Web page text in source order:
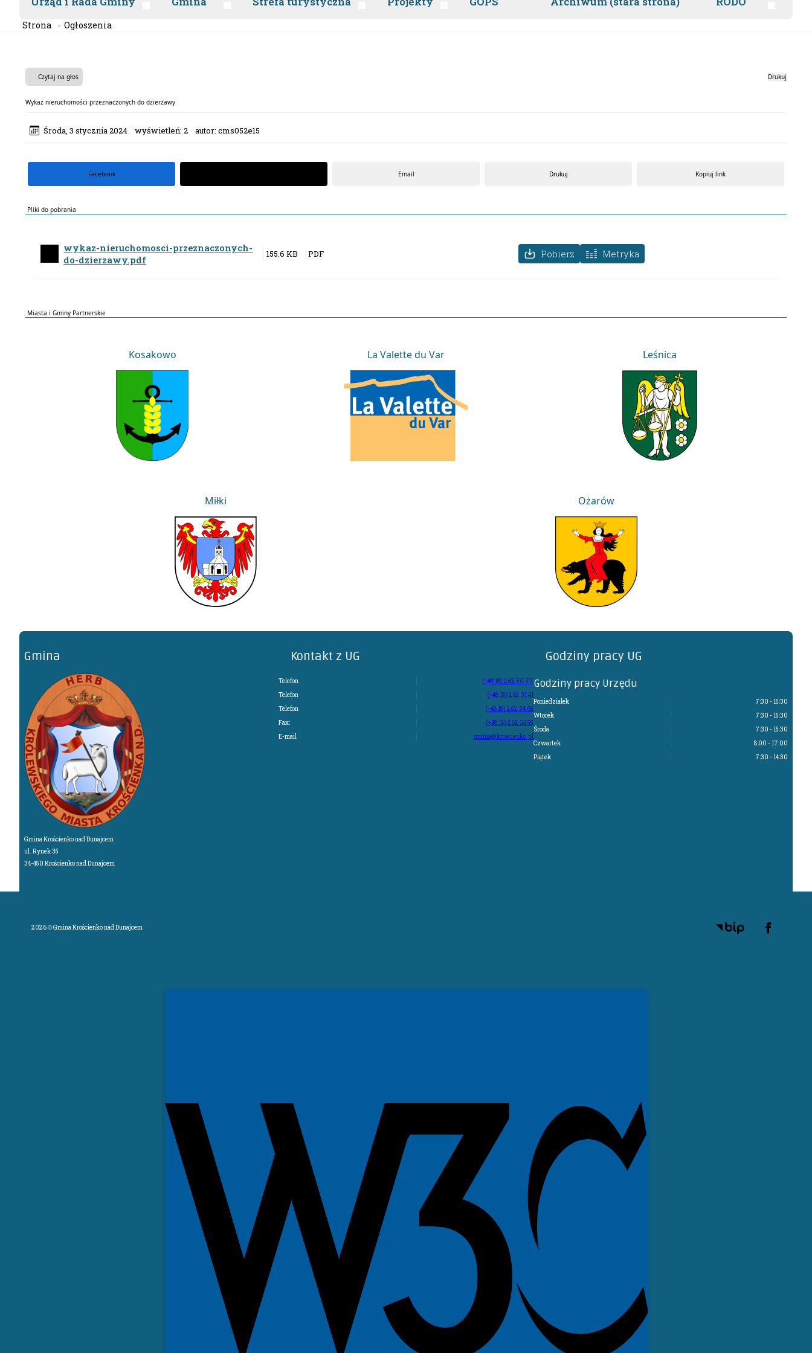
Strona Ogłoszenia
Czytaj na głos Drukuj
Wykaz nieruchomości przeznaczonych do dzierżawy
Środa, 3 stycznia 2024 wyświetleń: 2 autor: cms052e15
Facebook Email Drukuj Kopiuj link
Pliki do pobrania
wykaz-nieruchomosci-przeznaczonych-
do-dzierzawy.pdf
155.6 KB Pobierz Metryka
Miasta i Gminy Partnerskie
Kosakowo La Valette du Var Leśnica
Leśnica
Miłki
Miłki
Ożarów
Ożarów
Gmina
Gmina Krościenko nad Dunajcem
ul. Rynek 35
34-450 Krościenko nad Dunajcem
Kontakt z UG
Telefon
(+48 18) 262 30 77
Telefon
(+48 18) 262 31 41
Telefon
(+48 18) 262 34 65
Fax:
(+48 18) 262 34 55
E-mail
gmina@kroscienko.pl
Godziny pracy UG
Godziny pracy Urzędu
Poniedziałek
7:30 - 15:30
Wtorek
7:30 - 15:30
Środa
7:30 - 15:30
Czwartek
8:00 - 17:00
Piątek
7:30 - 14:30
2026 © Gmina Krościenko nad Dunajcem
Spełniamy standardy WCAG 2.2
Spełniamy standardy W3C